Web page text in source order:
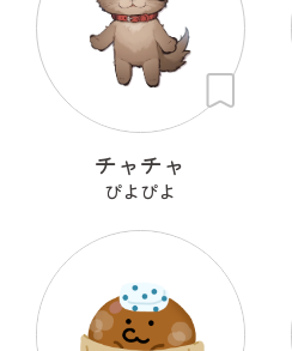
チャチャ
ぴよぴよ